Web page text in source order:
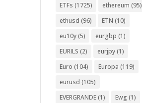
ETFs (1725) ethereum (95)
ethusd (96) ETN (10)
eu10y (5) eurgbp (1)
EURILS (2) eurjpy (1)
Euro (104) Europa (119)
eurusd (105)
EVERGRANDE (1) Ewg (1)